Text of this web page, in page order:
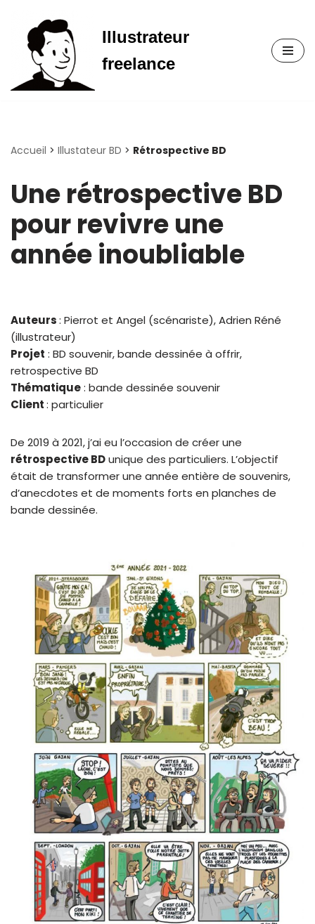
Aller
contenu
Illustrateur
freelance
Accueil > Illustateur BD > Rétrospective BD
Une rétrospective BD
pour revivre une
année inoubliable
Auteurs: Pierrot et Angel (scénariste), Adrien Réné
(illustrateur)
Projet : BD souvenir, bande dessinée à offrir,
retrospective BD
Thématique: bande dessinée souvenir
Client: particulier
De 2019 à 2021, j’ai eu l’occasion de créer une
rétrospective BDunique des particuliers. L’objectif
était de transformer une année entière de souvenirs,
d’anecdotes et de moments forts en planches de
bande dessinée.